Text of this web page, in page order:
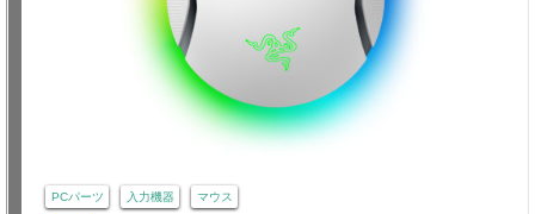
PCパーツ 入力機器 マウス